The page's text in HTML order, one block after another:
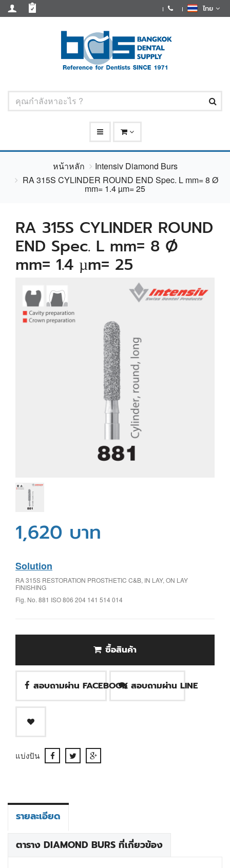
ไทย
หน้าหลัก
Intensiv Diamond Burs
RA 315S CYLINDER ROUND END Spec. L mm= 8 Ø
mm= 1.4 µm= 25
RA 315S CYLINDER ROUND
END Spec. L mm= 8 Ø
mm= 1.4 µm= 25
1,620 บาท
Solution
RA 315S RESTORATION PROSTHETIC C&B, IN LAY, ON LAY
FINISHING
Fig. No. 881 ISO 806 204 141 514 014
ซื้อสินค้า
สอบถามผ่าน FACEBOOK สอบถามผ่าน LINE
แบ่งปัน
รายละเอียด
ตาราง DIAMOND BURS ที่เกี่ยวข้อง